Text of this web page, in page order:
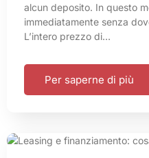
alcun deposito. In questo
immediatamente senza
L’intero prezzo di…
Per saperne di più